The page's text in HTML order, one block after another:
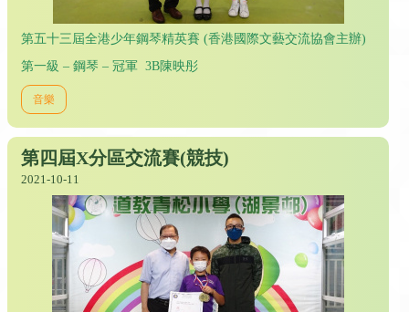
第五十三屆全港少年鋼琴精英賽 (香港國際文藝交流協會主辦)
第一級 – 鋼琴 – 冠軍 3B陳映彤
音樂
第四屆X分區交流賽(競技)
2021-10-11